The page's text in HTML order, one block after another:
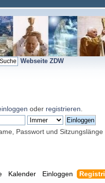
Webseite ZDW
oder registrieren
Passwort und Sitzungslänge
Kalender Einloggen